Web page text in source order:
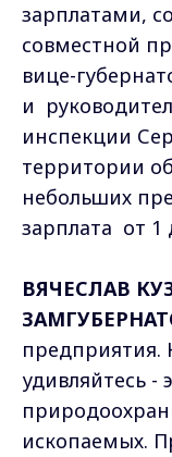
зарплатами,
совместной
вице-
и
инспекции
территории
небольших
зарплата от 1
ВЯЧЕСЛАВ
предприятия.
удивляйтесь -
ископаемых.